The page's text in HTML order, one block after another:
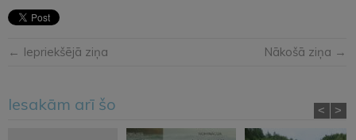
← Iepriekšējā ziņa Nākošā ziņa →
Iesakām arī šo < >